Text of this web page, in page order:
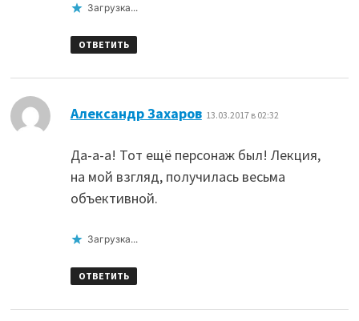
Загрузка...
ОТВЕТИТЬ
Александр Захаров: 13.03.2017 в 02:32
Да-а-а! Тот ещё персонаж был! Лекция,
на мой взгляд, получилась весьма
объективной.
Загрузка...
ОТВЕТИТЬ